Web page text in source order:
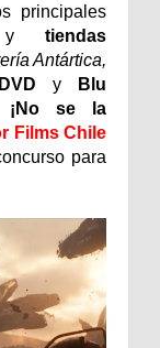
principales
y tiendas
Antártica,
DVDy Blu
¡No se la
Films Chile
para